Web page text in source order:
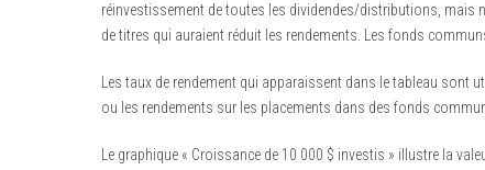
réinvestissement de toutes les dividendes/distributions, mais
de titres qui auraient réduit les rendements. Les fonds
Les taux de rendement qui apparaissent dans le tableau
ou les rendements sur les placements dans des fonds
Le graphique « Croissance de 10 000 $ investis » illustre la